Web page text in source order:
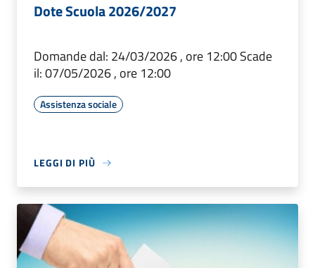
Dote Scuola 2026/2027
Domande dal: 24/03/2026 , ore 12:00 Scade
il: 07/05/2026 , ore 12:00
Assistenza sociale
LEGGI DI PIÙ